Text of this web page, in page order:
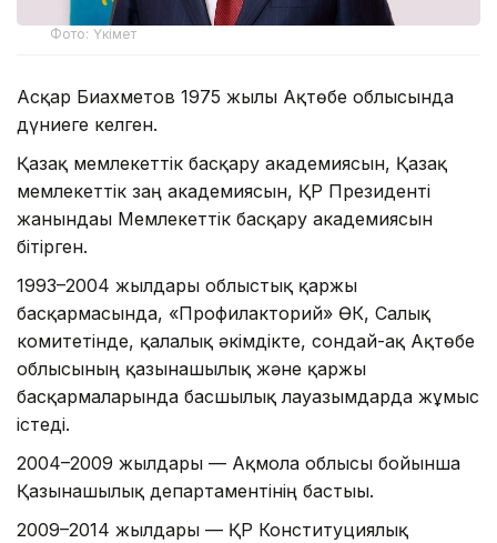
Фото: Үкімет
Асқар Биахметов 1975 жылы Ақтөбе облысында
дүниеге келген.
Қазақ мемлекеттік басқару академиясын, Қазақ
мемлекеттік заң академиясын, ҚР Президенті
жанындағы Мемлекеттік басқару академиясын
бітірген.
1993–2004 жылдары облыстық қаржы
басқармасында, «Профилакторий» ӨК, Салық
комитетінде, қалалық әкімдікте, сондай-ақ Ақтөбе
облысының қазынашылық және қаржы
басқармаларында басшылық лауазымдарда жұмыс
істеді.
2004–2009 жылдары — Ақмола облысы бойынша
Қазынашылық департаментінің бастығы.
2009–2014 жылдары — ҚР Конституциялық